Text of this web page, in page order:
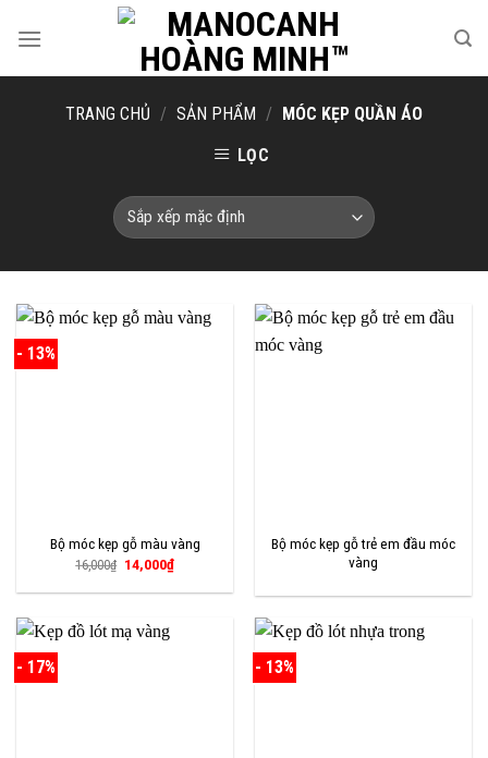
TRANG CHỦ / SẢN PHẨM / MÓC KẸP QUẦN ÁO
LỌC
- 13%
Bộ móc kẹp gỗ màu vàng
16,000₫ Giá
gốc
là:
14,000₫Giá
hiện
tại
Bộ móc kẹp gỗ trẻ em đầu móc
vàng
- 17% - 13%